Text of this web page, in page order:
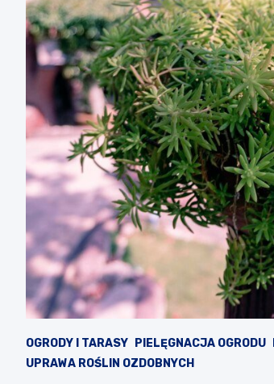
OGRODY I TARASY PIELĘGNACJA OGRODU
UPRAWA ROŚLIN OZDOBNYCH